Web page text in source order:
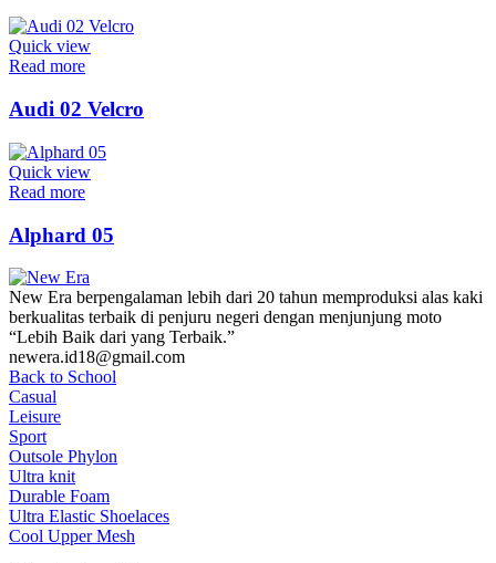
Quick view
Read more
Audi 02 Velcro
Quick view
Read more
Alphard 05
New Era berpengalaman lebih dari 20 tahun memproduksi alas kaki
berkualitas terbaik di penjuru negeri dengan menjunjung moto
“Lebih Baik dari yang Terbaik.”
newera.id18@gmail.com
Back to School
Casual
Leisure
Sport
Outsole Phylon
Ultra knit
Durable Foam
Ultra Elastic Shoelaces
Cool Upper Mesh